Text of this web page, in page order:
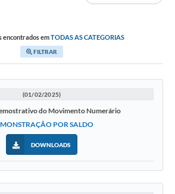
encontrados emTODAS AS CATEGORIAS
FILTRAR
(01/02/2025)
do Movimento Numerário
POR SALDO
DOWNLOADS